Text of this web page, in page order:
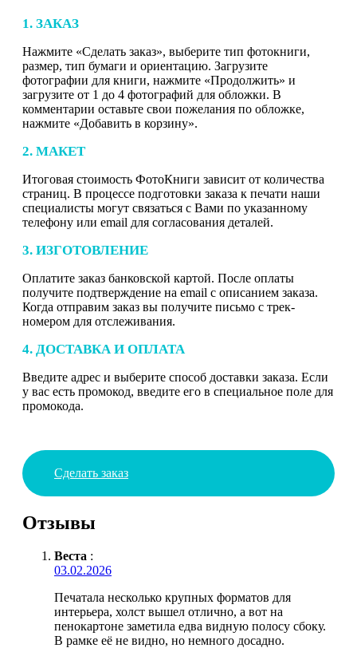
1. ЗАКАЗ
Нажмите «Сделать заказ», выберите тип фотокниги,
размер, тип бумаги и ориентацию. Загрузите
фотографии для книги, нажмите «Продолжить» и
загрузите от 1 до 4 фотографий для обложки. В
комментарии оставьте свои пожелания по обложке,
нажмите «Добавить в корзину».
2. МАКЕТ
Итоговая стоимость ФотоКниги зависит от количества
страниц. В процессе подготовки заказа к печати наши
специалисты могут связаться с Вами по указанному
телефону или email для согласования деталей.
3. ИЗГОТОВЛЕНИЕ
Оплатите заказ банковской картой. После оплаты
получите подтверждение на email с описанием заказа.
Когда отправим заказ вы получите письмо с трек-
номером для отслеживания.
4. ДОСТАВКА И ОПЛАТА
Введите адрес и выберите способ доставки заказа. Если
у вас есть промокод, введите его в специальное поле для
промокода.
Сделать заказ
Отзывы
Веста :
03.02.2026
Печатала несколько крупных форматов для
интерьера, холст вышел отлично, а вот на
пенокартоне заметила едва видную полосу сбоку.
В рамке её не видно, но немного досадно.